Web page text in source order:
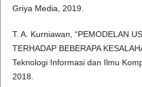
Griya Media, 2019.
T. A. Kurniawan, “PEMODELAN
TERHADAP BEBERAPA
Teknologi Informasi dan Ilmu
2018.